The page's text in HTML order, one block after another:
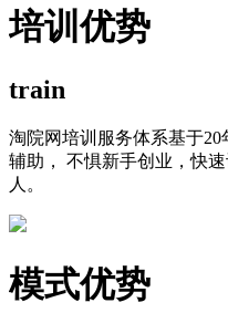
培训优势
train
淘院网培训服务体系基于
辅助， 不惧新手创业，快
人。
模式优势